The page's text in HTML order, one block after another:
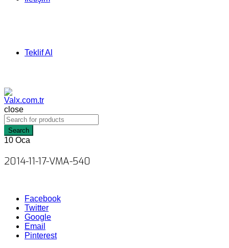
Teklif Al
close
Search
10 Oca
2014-11-17-VMA-540
Facebook
Twitter
Google
Email
Pinterest